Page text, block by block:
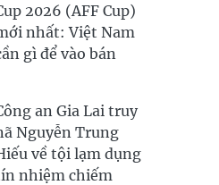
2026 (AFF Cup)
nhất: Việt Nam
gì để vào bán
an Gia Lai truy
Nguyễn Trung
về tội lạm dụng
nhiệm chiếm